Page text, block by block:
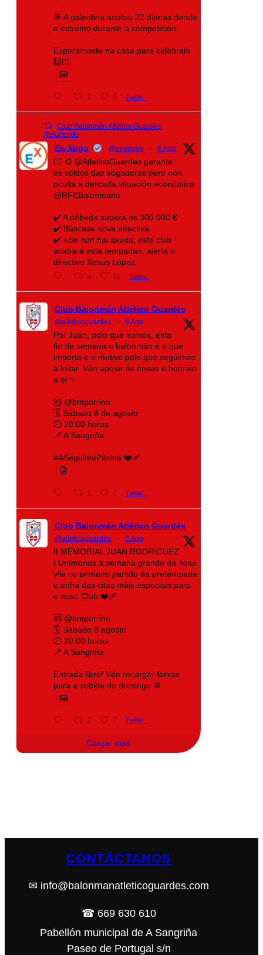
🎯 A palentina anotou 22 dianas dende
o estremo durante a competición
Esperámoste na casa para celebralo
🙌❤️‍🔥
1 6 Twitter
Club Balonmán Atlético Guardés
Retuiteado
En Xogo @enxogog · 6 Ago
🤾‍♀️ O @AtleticoGuardes garante
os soldos das xogadoras pero non
oculta a delicada situación económica
@RFEBalonmano
✔️ A débeda supera os 300.000 €
✔️ Búscase nova directiva
✔️ «Se non hai axuda, este club
acabará esta tempada», alerta o
directivo Xesús López
4 11 Twitter
Club Balonmán Atlético Guardés
@atleticoguardes · 5 Ago
Por Juan, polo que somos, esta
fin de semana o balonmán é o que
importa e o motivo polo que seguimos
a loitar. Vén apoiar ás nosas e honralo
a el ✨
🆚 @bmporrino
🗓️ Sábado 8 de agosto
🕗 20:00 horas
📍 A Sangriña
#ASeguintePáxina ❤️‍🩹
1 7 Twitter
Club Balonmán Atlético Guardés
@atleticoguardes · 3 Ago
II MEMORIAL JUAN RODRÍGUEZ
| Unímonos á semana grande da nosa
vila co primeiro partido da pretempada
e unha das citas máis especiais para
o noso Club ❤️‍🩹
🆚 @bmporrino
🗓️ Sábado 8 agosto
🕗 20:00 horas
📍 A Sangriña
Entrada libre! Vén recargar forzas
para a subida do domingo 🥁
2 7 Twitter
Cargar más
CONTÁCTANOS
✉ info@balonmanatleticoguardes.com
☎ 669 630 610
Pabellón municipal de A Sangriña
Paseo de Portugal s/n